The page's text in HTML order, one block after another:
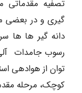
تصفیه مقدماتی
گیری و در بعضی
دانه گیر ها ها
رسوب جامدات آلی
توان از هوادهی
کوچک، مرحله